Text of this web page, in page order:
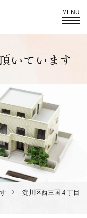
MENU
いています
淀川区西三国４丁目